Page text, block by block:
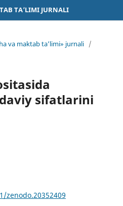
TA’LIMI JURNALI
va maktab ta’limi» jurnali /
sifatlarini
zenodo.20352409